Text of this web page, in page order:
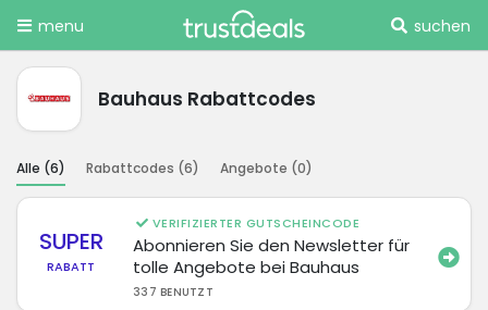
menu suchen
Bauhaus Rabattcodes
Alle (6) Rabattcodes (6) Angebote (0)
SUPER
RABATT
VERIFIZIERTER GUTSCHEINCODE
Abonnieren Sie den Newsletter für
tolle Angebote bei Bauhaus
337 BENUTZT